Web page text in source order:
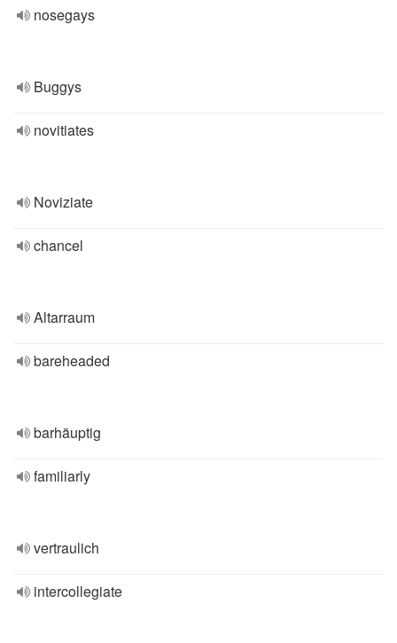
nosegays
Buggys
novitiates
Noviziate
chancel
Altarraum
bareheaded
barhäuptig
familiarly
vertraulich
intercollegiate